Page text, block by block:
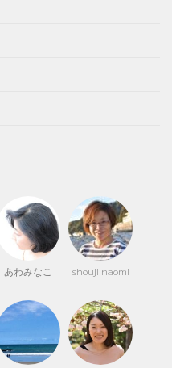
あわみなこ shouji naomi